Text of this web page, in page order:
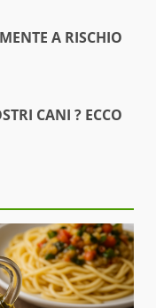
A RISCHIO
CANI ? ECCO